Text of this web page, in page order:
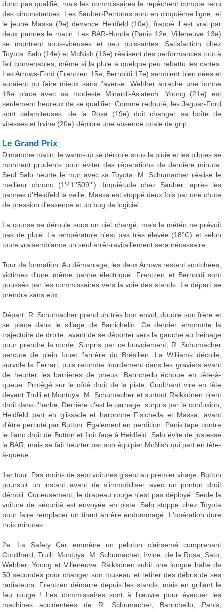
donc pas qualifié, mais les commissaires le repêchent compte tenu
des circonstances. Les Sauber-Petronas sont en cinquième ligne, et
le jeune Massa (9e) devance Heidfeld (10e), frappé il est vrai par
deux pannes le matin. Les BAR-Honda (Panis 12e, Villeneuve 13e)
se montrent sous-vireuses et peu puissantes. Satisfaction chez
Toyota: Salo (14e) et McNish (16e) réalisent des performances tout à
fait convenables, même si la pluie a quelque peu rebattu les cartes.
Les Arrows-Ford (Frentzen 15e, Bernoldi 17e) semblent bien nées et
auraient pu faire mieux sans l'averse. Webber arrache une bonne
18e place avec sa modeste Minardi-Asiatech. Yoong (21e) est
seulement heureux de se qualifier. Comme redouté, les Jaguar-Ford
sont calamiteuses: de la Rosa (19e) doit changer sa boîte de
vitesses et Irvine (20e) déplore une absence totale de grip.
Le Grand Prix
Dimanche matin, le warm-up se déroule sous la pluie et les pilotes se
montrent prudents pour éviter des réparations de dernière minute.
Seul Salo heurte le mur avec sa Toyota. M. Schumacher réalise le
meilleur chrono (1'41''509'''). Inquiétude chez Sauber: après les
pannes d'Heidfeld la veille, Massa est stoppé deux fois par une chute
de pression d'essence et un bug de logiciel.
La course se déroule sous un ciel chargé, mais la météo ne prévoit
pas de pluie. La température n'est pas très élevée (18°C) et selon
toute vraisemblance un seul arrêt-ravitaillement sera nécessaire.
Tour de formation: Au démarrage, les deux Arrows restent scotchées,
victimes d'une même panne électrique. Frentzen et Bernoldi sont
poussés par les commissaires vers la voie des stands. Le départ se
prendra sans eux.
Départ: R. Schumacher prend un très bon envol, double son frère et
se place dans le sillage de Barrichello. Ce dernier emprunte la
trajectoire de droite, avant de se déporter vers la gauche au freinage
pour prendre la corde. Surpris par ce louvoiement, R. Schumacher
percute de plein fouet l'arrière du Brésilien. La Williams décolle,
survole la Ferrari, puis retombe lourdement dans les graviers avant
de heurter les barrières de pneus. Barrichello échoue en tête-à-
queue. Protégé sur le côté droit de la piste, Coulthard vire en tête
devant Trulli et Montoya. M. Schumacher et surtout Räikkönen tirent
droit dans l'herbe. Derrière c'est le carnage: surpris par la confusion,
Heidfeld part en glissade et harponne Fisichella et Massa, avant
d'être percuté par Button. Également en perdition, Panis tape contre
le flanc droit de Button et finit face à Heidfeld. Salo évite de justesse
la BAR, mais se fait heurter par son équipier McNish qui part en tête-
à-queue.
1er tour: Pas moins de sept voitures gisent au premier virage. Button
poursuit un instant avant de s'immobiliser avec un ponton droit
démoli. Curieusement, le drapeau rouge n'est pas déployé. Seule la
voiture de sécurité est envoyée en piste. Salo stoppe chez Toyota
pour faire remplacer un tirant arrière endommagé. L'opération dure
trois minutes.
2e: La Safety Car emmène un peloton clairsemé comprenant
Coulthard, Trulli, Montoya, M. Schumacher, Irvine, de la Rosa, Satō,
Webber, Yoong et Villeneuve. Räikkönen subit une longue halte de
50 secondes pour changer son museau et retirer des débris de ses
radiateurs. Frentzen démarre depuis les stands, mais en grillant le
feu rouge ! Les commissaires sont à l'œuvre pour évacuer les
machines accidentées de R. Schumacher, Barrichello, Panis,